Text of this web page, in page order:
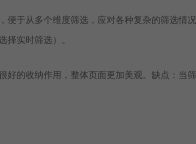
便于从多个维度筛选，应对各种复杂的筛选情
择实时筛选）。
好的收纳作用，整体页面更加美观。缺点：当